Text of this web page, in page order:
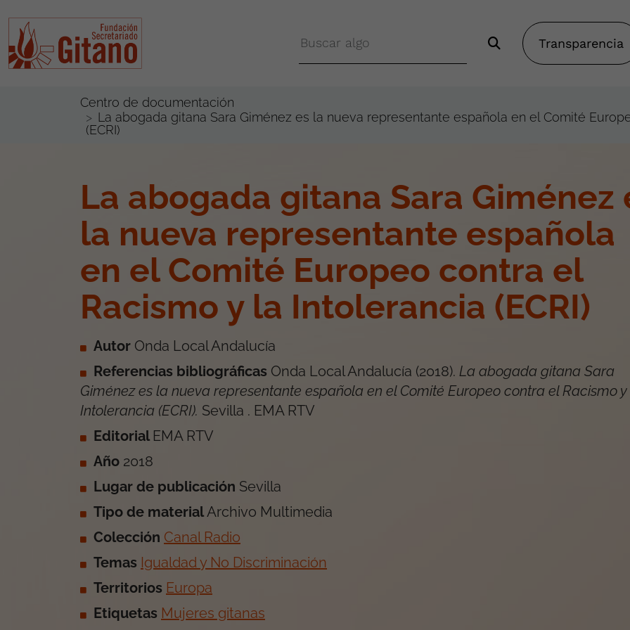
Transparencia
Centro de documentación
La abogada gitana Sara Giménez es la nueva representante española en el Comité
(ECRI)
La abogada gitana Sara Giménez
la nueva representante española
en el Comité Europeo contra el
Racismo y la Intolerancia (ECRI)
Autor Onda Local Andalucía
Referencias bibliográficas Onda Local Andalucía (2018). La abogada gitana Sara
Giménez es la nueva representante española en el Comité Europeo contra el Racismo
Intolerancia (ECRI). Sevilla . EMA RTV
Editorial EMA RTV
Año 2018
Lugar de publicación Sevilla
Tipo de material Archivo Multimedia
Colección Canal Radio
Temas Igualdad y No Discriminación
Territorios Europa
Etiquetas Mujeres gitanas